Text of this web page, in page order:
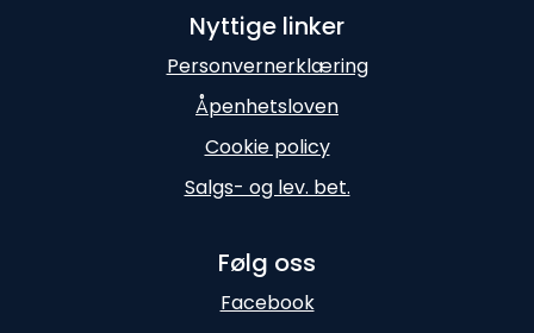
Nyttige linker
Personvernerklæring
Åpenhetsloven
Cookie policy
Salgs- og lev. bet.
Følg oss
Facebook